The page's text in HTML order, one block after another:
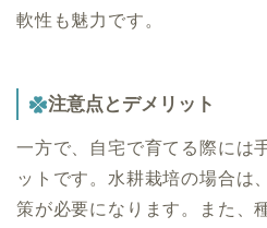
軟性も魅力です。
注意点とデメリット
一方で、自宅で育てる際には
ットです。水耕栽培の場合は
策が必要になります。また、